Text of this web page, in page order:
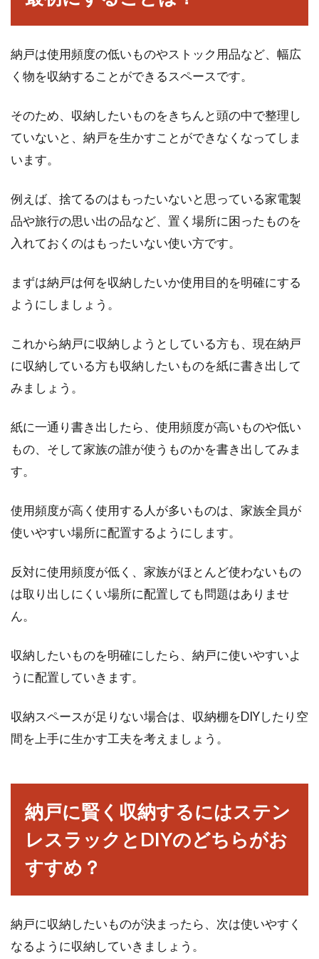
賃貸物件でのバルサン使用時の注意
点！ペットへの影響は！？
害虫から私達を守ってくれるバルサンは、テレ
ビのCMでもお馴染みですよね。バルサンは、
家庭にあるものを使って！窓ガラス
についた水垢の落とし方
ふと窓ガラスを見たときに、うろこ状のような
殺風景に感じやすい窓。シールを貼って、おし
ゃれな窓にしてみませんか？人気があるのは
冬がくる前に窓を断熱しよう！効果
の高いプチプチがおすすめ
冬は暖房で部屋を暖めますが、いくら暖房をつ
とり・交換方法をご紹介！
窓の掃除というと、皆さんはどの程度の頻度で
も、窓拭...
納戸は使用頻度の低いものやストック用品など、幅広
く物を収納することができるスペースです。
そのため、収納したいものをきちんと頭の中で整理し
ていないと、納戸を生かすことができなくなってしま
います。
例えば、捨てるのはもったいないと思っている家電製
品や旅行の思い出の品など、置く場所に困ったものを
入れておくのはもったいない使い方です。
まずは納戸は何を収納したいか使用目的を明確にする
ようにしましょう。
これから納戸に収納しようとしている方も、現在納戸
に収納している方も収納したいものを紙に書き出して
みましょう。
紙に一通り書き出したら、使用頻度が高いものや低い
もの、そして家族の誰が使うものかを書き出してみま
す。
使用頻度が高く使用する人が多いものは、家族全員が
使いやすい場所に配置するようにします。
反対に使用頻度が低く、家族がほとんど使わないもの
は取り出しにくい場所に配置しても問題はありませ
ん。
収納したいものを明確にしたら、納戸に使いやすいよ
うに配置していきます。
収納スペースが足りない場合は、収納棚をDIYしたり空
間を上手に生かす工夫を考えましょう。
納戸に賢く収納するにはステン
レスラックとDIYのどちらがお
すすめ？
納戸に収納したいものが決まったら、次は使いやすく
なるように収納していきましょう。